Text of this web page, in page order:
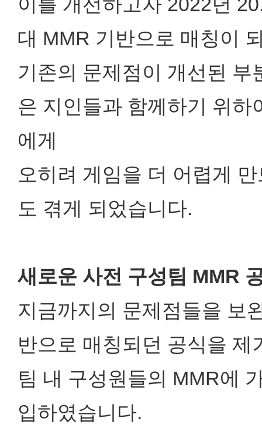
대 MMR 기반으로 매칭이
기존의 문제점이 개선된
은 지인들과 함께하기 위
에게
오히려 게임을 더 어렵게
도 겪게 되었습니다.
새로운 사전 구성팀 MMR
지금까지의 문제점들을 보
반으로 매칭되던 공식을
팀 내 구성원들의 MMR에
입하였습니다.